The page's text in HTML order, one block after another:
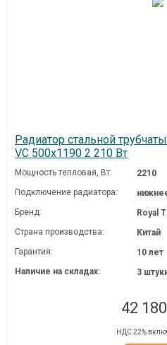
Радиатор стальной
VC 500x1190 2 210 Вт
Мощность тепловая, Вт:
2210
Подключение радиатора:
Бренд:
Royal
Страна производства:
Китай
Гарантия:
10 лет
Наличие на складах:
3
42
НДС 22%